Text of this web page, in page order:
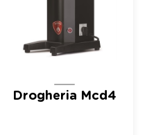
Drogheria Mcd4